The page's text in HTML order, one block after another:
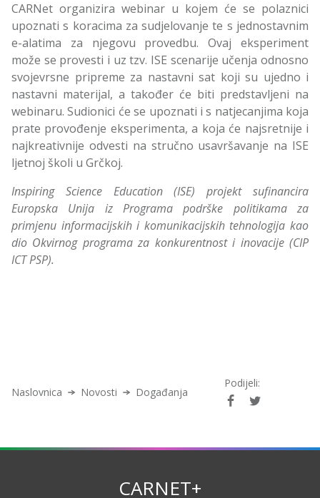
CARNet organizira webinar u kojem će se polaznici
upoznati s koracima za sudjelovanje te s jednostavnim
e-alatima za njegovu provedbu. Ovaj eksperiment
može se provesti i uz tzv. ISE scenarije učenja odnosno
svojevrsne pripreme za nastavni sat koji su ujedno i
nastavni materijal, a također će biti predstavljeni na
webinaru. Sudionici će se upoznati i s natjecanjima koja
prate provođenje eksperimenta, a koja će najsretnije i
najkreativnije odvesti na stručno usavršavanje na ISE
ljetnoj školi u Grčkoj.
Inspiring Science Education (ISE) projekt sufinancira
Europska Unija iz Programa podrške politikama za
primjenu informacijskih i komunikacijskih tehnologija kao
dio Okvirnog programa za konkurentnost i inovacije (CIP
ICT PSP).
Naslovnica Novosti Događanja
Podijeli:
CARNET+